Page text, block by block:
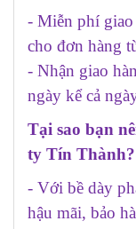
- Miễn phí
cho đơn hàng
- Nhận giao
ngày kể cả
Tại sao bạn
ty Tín Thành?
- Với bề dày
hậu mãi, bảo